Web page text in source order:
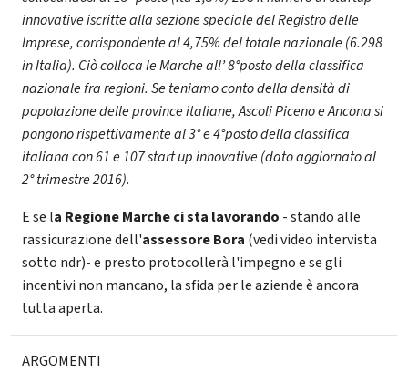
innovative iscritte alla sezione speciale del Registro delle
Imprese, corrispondente al 4,75% del totale nazionale (6.298
in Italia). Ciò colloca le Marche all’ 8°posto della classifica
nazionale fra regioni. Se teniamo conto della densità di
popolazione delle province italiane, Ascoli Piceno e Ancona si
pongono rispettivamente al 3° e 4°posto della classifica
italiana con 61 e 107 start up innovative (dato aggiornato al
2° trimestre 2016).
E se la Regione Marche ci sta lavorando - stando alle
rassicurazione dell'assessore Bora (vedi video intervista
sotto ndr)- e presto protocollerà l'impegno e se gli
incentivi non mancano, la sfida per le aziende è ancora
tutta aperta.
ARGOMENTI